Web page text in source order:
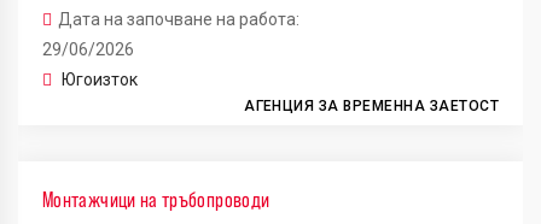
Дата на започване на работа:
29/06/2026
Югоизток
АГЕНЦИЯ ЗА ВРЕМЕННА ЗАЕТОСТ
Монтажчици на тръбопроводи